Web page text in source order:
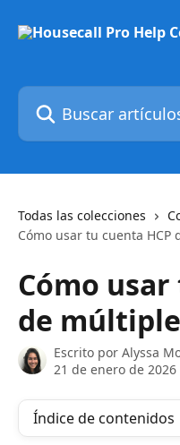
Buscar artículos...
Todas las colecciones
Cómo usar tu cuenta
Cómo usar
de
Escrito por Alyssa
21 de enero de 2026
Índice de contenidos